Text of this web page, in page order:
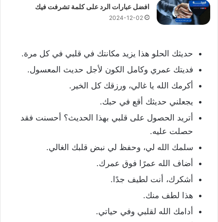
افضل عبارات الرد على كلمة تشرفت فيك
2024-12-02
حديثك الحلو هذا يزيد مكانتك في قلبي في كل مرة.
فديتك عمري وكامل الكون لأجل حديث المعسول.
أكرمك الله يا غالي، ورزقك كل الخير.
يجعلني حديثك أقع في حبك.
أتريد الحصول على قلبي بهذا الحديث؟ أحسنت فقد
حصلت عليه.
سلمك الله لي، وحفظ لي نبض قلبك الغالي.
أضاف الله عمرًا فوق عمرك.
أشكرك، أنت لطيف جدًا.
هذا لطف منك.
أدامك الله لقلبي وفي حياتي.